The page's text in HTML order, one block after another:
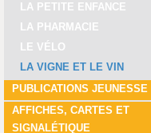
LA PETITE ENFANCE
LA PHARMACIE
LE VÉLO
LA VIGNE ET LE VIN
PUBLICATIONS JEUNESSE
AFFICHES, CARTES ET
SIGNALÉTIQUE